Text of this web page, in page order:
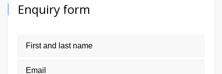
Enquiry form